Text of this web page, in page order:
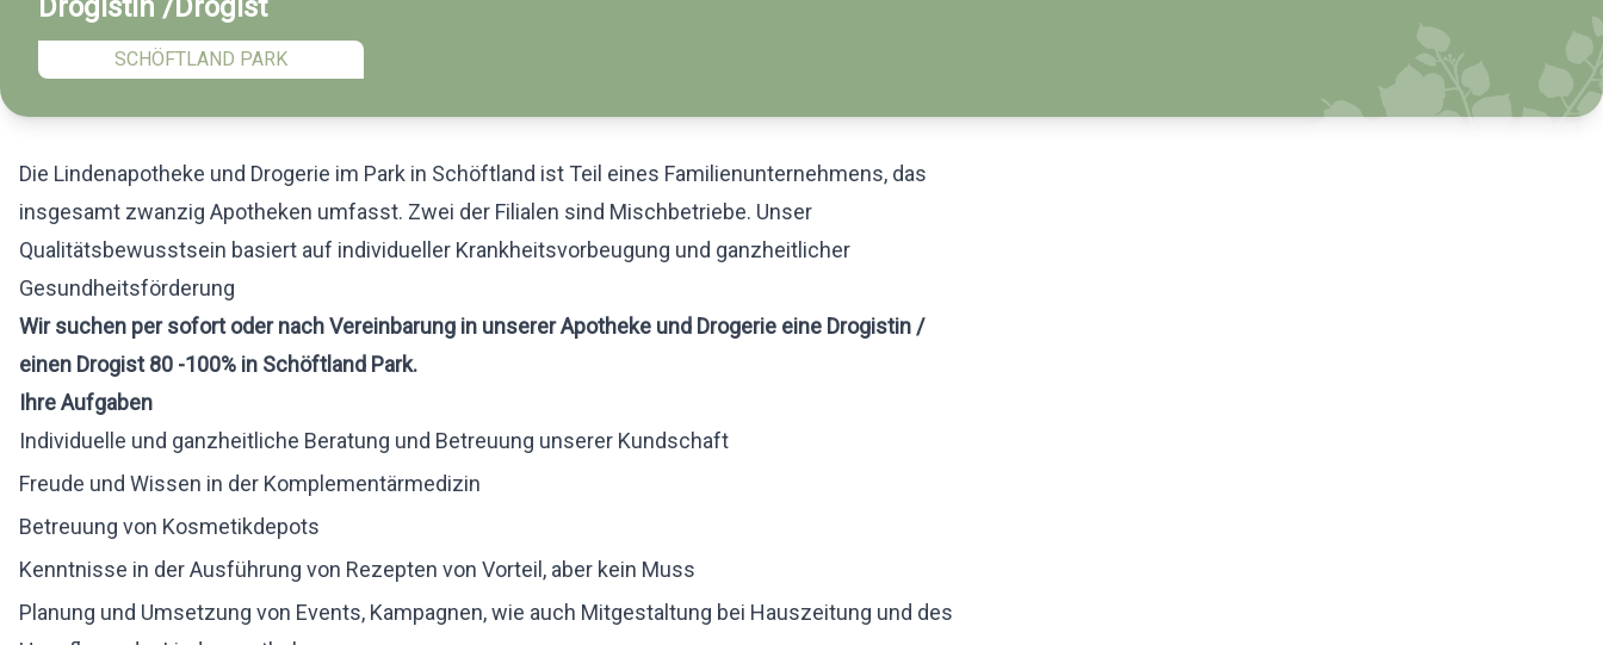
Drogistin /Drogist
SCHÖFTLAND PARK
Die Lindenapotheke und Drogerie im Park in Schöftland ist Teil eines Familienunternehmens, das
insgesamt zwanzig Apotheken umfasst. Zwei der Filialen sind Mischbetriebe. Unser
Qualitätsbewusstsein basiert auf individueller Krankheitsvorbeugung und ganzheitlicher
Gesundheitsförderung
Wir suchen per sofort oder nach Vereinbarung in unserer Apotheke und Drogerie eine Drogistin /
einen Drogist 80 -100% in Schöftland Park.
Ihre Aufgaben
Individuelle und ganzheitliche Beratung und Betreuung unserer Kundschaft
Freude und Wissen in der Komplementärmedizin
Betreuung von Kosmetikdepots
Kenntnisse in der Ausführung von Rezepten von Vorteil, aber kein Muss
Planung und Umsetzung von Events, Kampagnen, wie auch Mitgestaltung bei Hauszeitung und des